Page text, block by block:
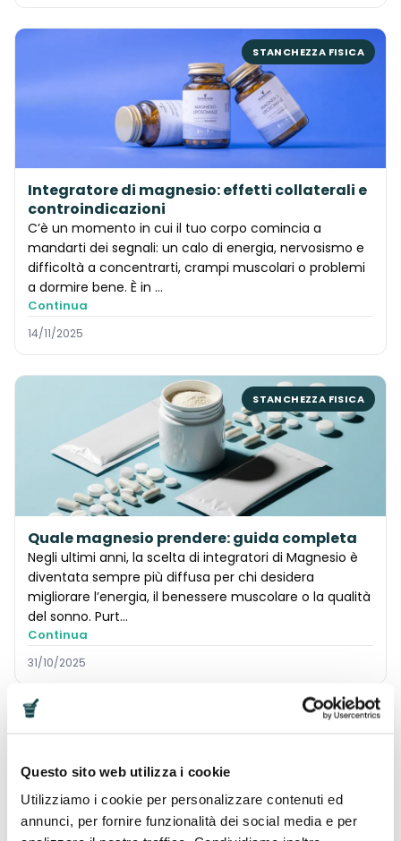
Questo sito web utilizza i cookie
Utilizziamo i cookie per personalizzare contenuti ed
annunci, per fornire funzionalità dei social media e per
STANCHEZZA FISICA
Integratore di magnesio: effetti collaterali e
controindicazioni
C’è un momento in cui il tuo corpo comincia a
mandarti dei segnali: un calo di energia, nervosismo e
difficoltà a concentrarti, crampi muscolari o problemi
a dormire bene. È in …
Continua
14/11/2025
STANCHEZZA FISICA
Quale magnesio prendere: guida completa
Negli ultimi anni, la scelta di integratori di Magnesio è
diventata sempre più diffusa per chi desidera
migliorare l’energia, il benessere muscolare o la qualità
del sonno. Purt…
Continua
31/10/2025